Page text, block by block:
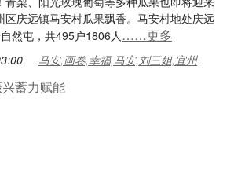
区庆远镇马安村瓜果飘香。马安村地处庆远
然屯，共495户1806人……更多
马安,画卷,幸福,马安,刘三姐,宜州